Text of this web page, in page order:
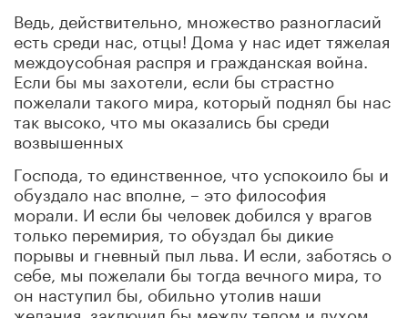
Ведь, действительно, множество разногласий
есть среди нас, отцы! Дома у нас идет тяжелая
междоусобная распря и гражданская война.
Если бы мы захотели, если бы страстно
пожелали такого мира, который поднял бы нас
так высоко, что мы оказались бы среди
возвышенных
Господа, то единственное, что успокоило бы и
обуздало нас вполне, – это философия
морали. И если бы человек добился у врагов
только перемирия, то обуздал бы дикие
порывы и гневный пыл льва. И если, заботясь о
себе, мы пожелали бы тогда вечного мира, то
он наступил бы, обильно утолив наши
желания, заключил бы между телом и духом